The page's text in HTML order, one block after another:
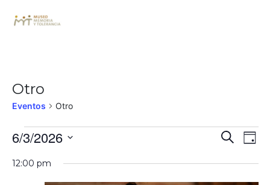
Otro
Eventos Otro
y
BuscarDía
6/3/2026
fecha.
12:00 pm